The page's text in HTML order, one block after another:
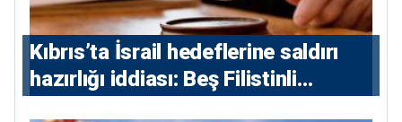
Kıbrıs’ta İsrail hedeflerine saldırı
hazırlığı iddiası: Beş Filistinli